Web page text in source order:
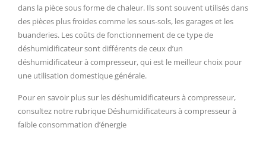
dans la pièce sous forme de chaleur. Ils sont souvent utilisés dans
des pièces plus froides comme les sous-sols, les garages et les
buanderies. Les coûts de fonctionnement de ce type de
déshumidificateur sont différents de ceux d’un
déshumidificateur à compresseur, qui est le meilleur choix pour
une utilisation domestique générale.
Pour en savoir plus sur les déshumidificateurs à compresseur,
consultez notre rubrique Déshumidificateurs à compresseur à
faible consommation d’énergie